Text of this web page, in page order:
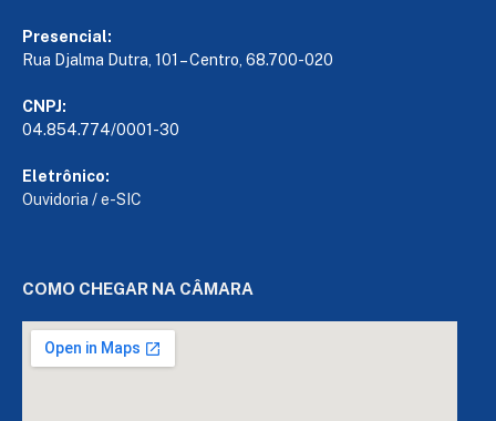
Presencial:
Rua Djalma Dutra, 101 – Centro, 68.700-020
CNPJ:
04.854.774/0001-30
Eletrônico:
Ouvidoria /e-SIC
COMO CHEGAR NA CÂMARA